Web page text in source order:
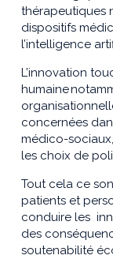
thérapeutiques
dispositifs
l’intelligence
L’innovation
humaine
concernées
médico-
les choix de
Tout cela ce
patients et
conduire les
des
soutenabilité